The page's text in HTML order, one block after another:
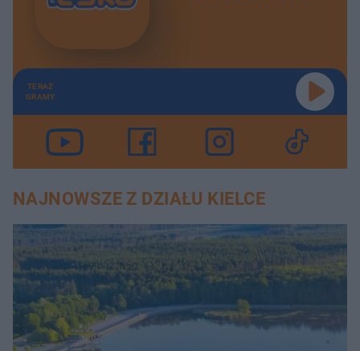
TERAZ
GRAMY
NAJNOWSZE Z DZIAŁU KIELCE